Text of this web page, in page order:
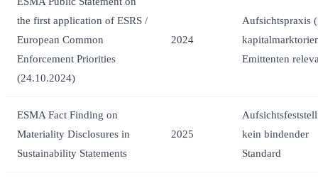
the first application of ESRS /
European Common
Enforcement Priorities
(24.10.2024)
2024
Aufsichtspraxis
Emittenten
ESMA Fact Finding on
Materiality Disclosures in
Sustainability Statements
2025
kein bindender
Standard